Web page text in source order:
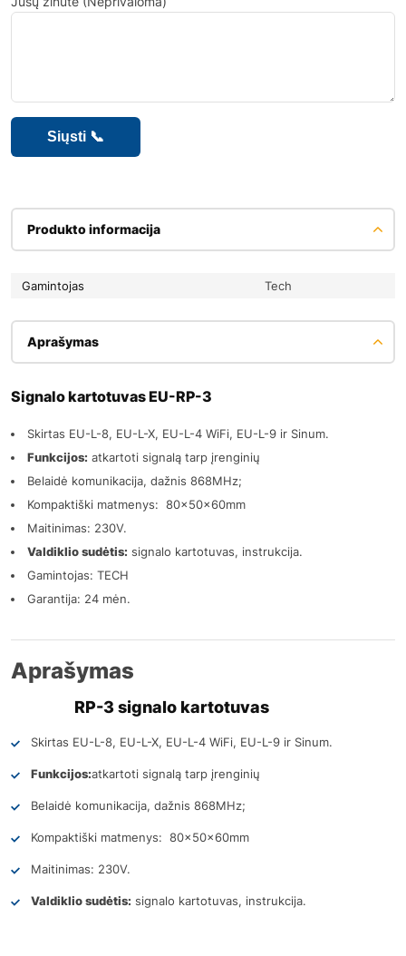
Produkto informacija
Gamintojas Tech
Aprašymas
Signalo kartotuvas EU-RP-3
Skirtas EU-L-8, EU-L-X, EU-L-4 WiFi, EU-L-9 ir Sinum.
Funkcijos: atkartoti signalą tarp įrenginių
Belaidė komunikacija, dažnis 868MHz;
Kompaktiški matmenys: 80x50x60mm
Maitinimas: 230V.
Valdiklio sudėtis: signalo kartotuvas, instrukcija.
Gamintojas: TECH
Garantija: 24 mėn.
Aprašymas
RP-3 signalo kartotuvas
Skirtas EU-L-8, EU-L-X, EU-L-4 WiFi, EU-L-9 ir Sinum.
Funkcijos:atkartoti signalą tarp įrenginių
Belaidė komunikacija, dažnis 868MHz;
Kompaktiški matmenys: 80x50x60mm
Maitinimas: 230V.
Valdiklio sudėtis: signalo kartotuvas, instrukcija.